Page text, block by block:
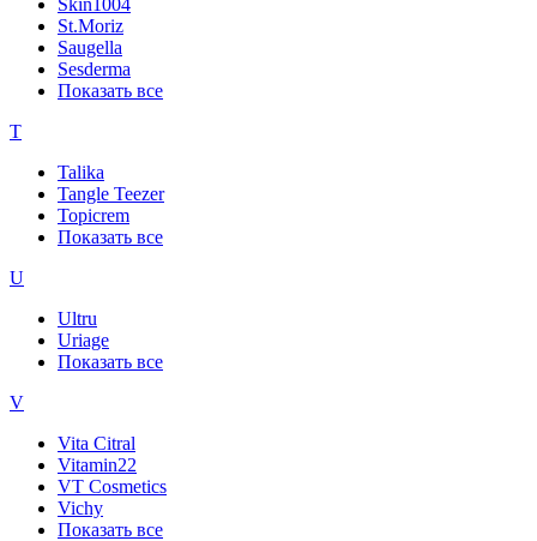
St.Moriz
Saugella
Sesderma
Показать все
T
Talika
Tangle Teezer
Topicrem
Показать все
U
Ultru
Uriage
Показать все
V
Vita Citral
Vitamin22
VT Cosmetics
Vichy
Показать все